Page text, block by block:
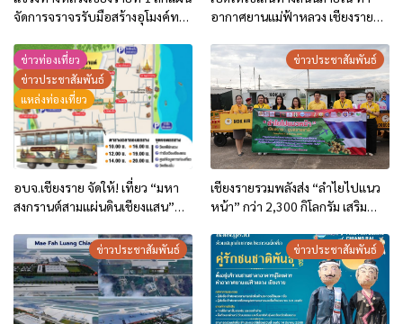
จัดการจราจรรับมือสร้างอุโมงค์ทาง
สู่สนามบินแม่ฟ้าหลวง
อากาศยานแม่ฟ้าหลวง เชียงราย
ภาคเรียน
ข่าวท่องเที่ยว
ข่าวประชาสัมพันธ์
แหล่งท่องเที่ยว
อบจ.เชียงราย จัดให้! เที่ยว “มหา
สงกรานต์สามแผ่นดินเชียงแสน”
เชียงแสน” และรถรางสงกรานต์
เชียงแสน!
ข่าวประชาสัมพันธ์
เชียงรายรวมพลังส่ง “ลำไยไปแนว
หน้า” กว่า 2,300 กิโลกรัม เสริม
เกษตรกรแก้ปัญหาผลผลิตล้นตลาด
ข่าวประชาสัมพันธ์ ข่าวประชาสัมพันธ์